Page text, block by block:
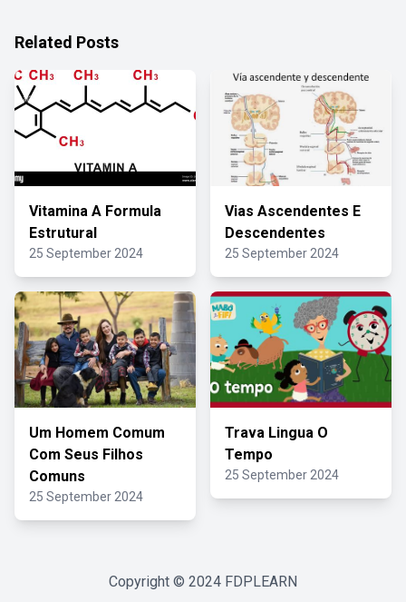
Related Posts
Vitamina A Formula
Estrutural
25 September 2024
Vias Ascendentes E
Descendentes
25 September 2024
Um Homem Comum
Com Seus Filhos
Comuns
25 September 2024
Trava Lingua O
Tempo
25 September 2024
Copyright © 2024 FDPLEARN